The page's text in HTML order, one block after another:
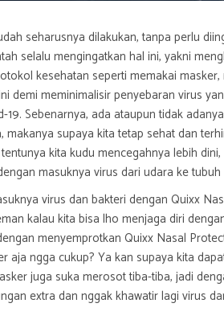
seharusnya dilakukan, tanpa perlu
selalu mengingatkan hal ini, yakni
kesehatan seperti memakai
demi meminimalisir penyebaran virus
19. Sebenarnya, ada ataupun tidak
makanya supaya kita tetap sehat dan
kita kudu mencegahnya lebih
masuknya virus dari udara ke
virus dan bakteri dengan Quixx
kalau kita bisa lho menjaga diri
menyemprotkan Quixx Nasal
aja ngga cukup? Ya kan supaya kita
juga suka merosot tiba-tiba, jadi
extra dan nggak khawatir lagi virus